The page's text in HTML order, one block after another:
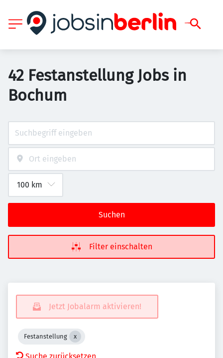
42 Festanstellung Jobs in
Bochum
Suchen
Filter einschalten
Jetzt Jobalarm aktivieren!
Festanstellung